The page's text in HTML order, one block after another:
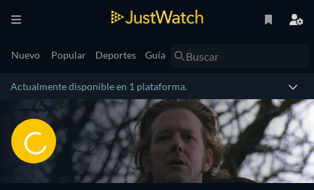
Nuevo Popular Deportes Guía
Actualmente disponible en 1 plataforma.